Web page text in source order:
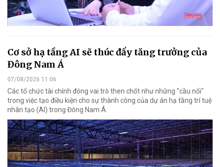
Cơ sở hạ tầng AI sẽ thúc đẩy tăng trưởng của
Đông Nam Á
07/08/2026 11:06
Các tổ chức tài chính đóng vai trò then chốt như những "cầu nối"
trong việc tạo điều kiện cho sự thành công của dự án hạ tầng trí tuệ
nhân tạo (AI) trong Đông Nam Á.